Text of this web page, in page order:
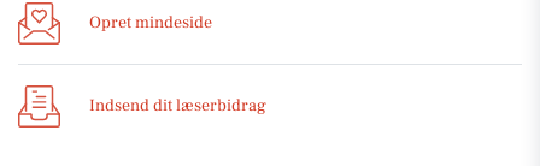
Opret mindeside
Indsend dit læserbidrag